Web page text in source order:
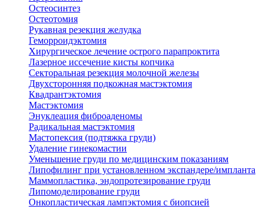
Остеосинтез
Остеотомия
Рукавная резекция желудка
Геморроидэктомия
Хирургическое лечение острого парапроктита
Лазерное иссечение кисты копчика
Секторальная резекция молочной железы
Двухсторонняя подкожная мастэктомия
Квадрантэктомия
Мастэктомия
Энуклеация фиброаденомы
Радикальная мастэктомия
Мастопексия (подтяжка груди)
Удаление гинекомастии
Уменьшение груди по медицинским показаниям
Липофилинг при установленном экспандере/импланта
Маммопластика, эндопротезирование груди
Липомоделирование груди
Онкопластическая лампэктомия с биопсией